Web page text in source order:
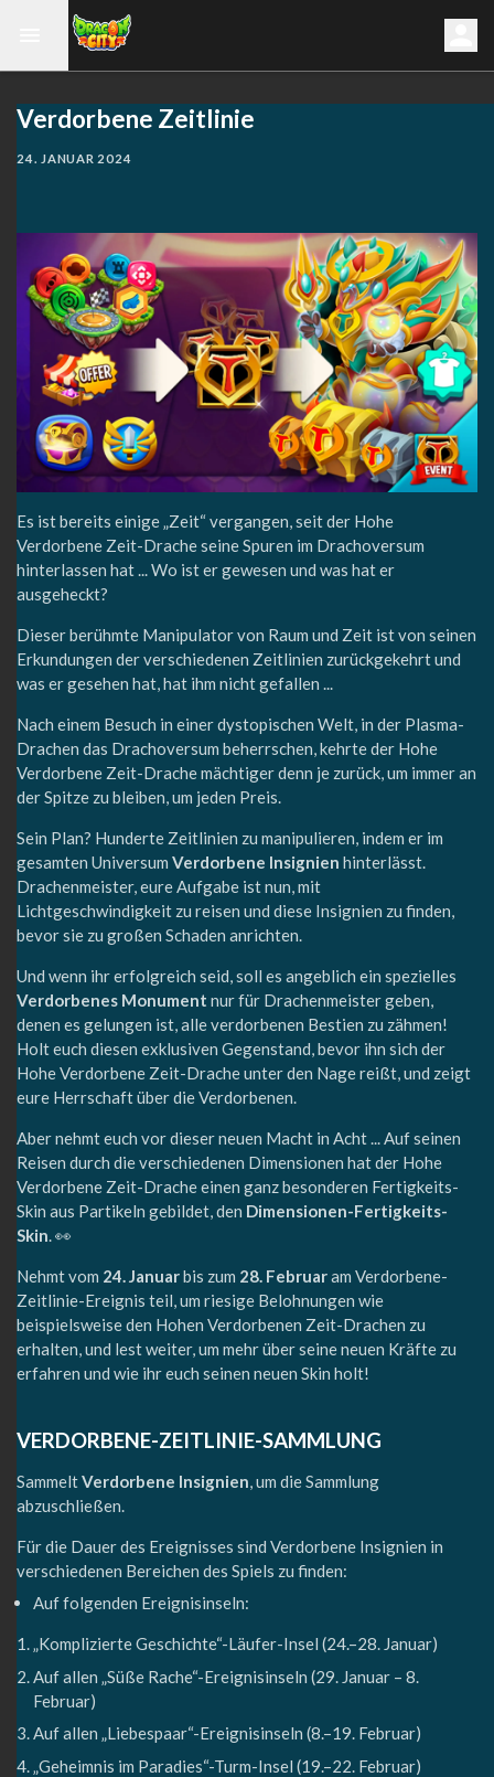
Verdorbene Zeitlinie
24. JANUAR 2024
Es ist bereits einige „Zeit“ vergangen, seit der Hohe
Verdorbene Zeit-Drache seine Spuren im Drachoversum
hinterlassen hat ... Wo ist er gewesen und was hat er
ausgeheckt?
Dieser berühmte Manipulator von Raum und Zeit ist von seinen
Erkundungen der verschiedenen Zeitlinien zurückgekehrt und
was er gesehen hat, hat ihm nicht gefallen ...
Nach einem Besuch in einer dystopischen Welt, in der Plasma-
Drachen das Drachoversum beherrschen, kehrte der Hohe
Verdorbene Zeit-Drache mächtiger denn je zurück, um immer an
der Spitze zu bleiben, um jeden Preis.
Sein Plan? Hunderte Zeitlinien zu manipulieren, indem er im
gesamten Universum Verdorbene Insignien hinterlässt.
Drachenmeister, eure Aufgabe ist nun, mit
Lichtgeschwindigkeit zu reisen und diese Insignien zu finden,
bevor sie zu großen Schaden anrichten.
Und wenn ihr erfolgreich seid, soll es angeblich ein spezielles
Verdorbenes Monument nur für Drachenmeister geben,
denen es gelungen ist, alle verdorbenen Bestien zu zähmen!
Holt euch diesen exklusiven Gegenstand, bevor ihn sich der
Hohe Verdorbene Zeit-Drache unter den Nage reißt, und zeigt
eure Herrschaft über die Verdorbenen.
Aber nehmt euch vor dieser neuen Macht in Acht ... Auf seinen
Reisen durch die verschiedenen Dimensionen hat der Hohe
Verdorbene Zeit-Drache einen ganz besonderen Fertigkeits-
Skin aus Partikeln gebildet, den Dimensionen-Fertigkeits-
Skin. 👀
Nehmt vom 24. Januarbis zum 28. Februaram Verdorbene-
Zeitlinie-Ereignis teil, um riesige Belohnungen wie
beispielsweise den Hohen Verdorbenen Zeit-Drachen zu
erhalten, und lest weiter, um mehr über seine neuen Kräfte zu
erfahren und wie ihr euch seinen neuen Skin holt!
VERDORBENE-ZEITLINIE-SAMMLUNG
SammeltVerdorbene Insignien, um die Sammlung
abzuschließen.
Für die Dauer des Ereignisses sind Verdorbene Insignien in
verschiedenen Bereichen des Spiels zu finden:
Auf folgenden Ereignisinseln:
„Komplizierte Geschichte“-Läufer-Insel (24.–28. Januar)
Auf allen „Süße Rache“-Ereignisinseln (29. Januar – 8.
Februar)
Auf allen „Liebespaar“-Ereignisinseln (8.–19. Februar)
„Geheimnis im Paradies“-Turm-Insel (19.–22. Februar)